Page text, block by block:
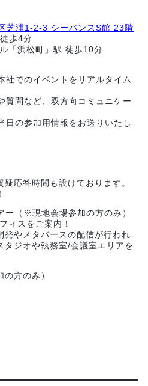
芝浦1-2-3 シーバンスS館 23階
歩4分
「浜松町」駅 徒歩10分
社でのイベントをリアルタイム
質問など、双方向コミュニケー
日の参加用情報をお送りいたし
応答時間も設けております。
ー（※現地会場参加の方のみ）
ィスをご案内！
発やメタバースの配信が行われ
タジオや執務室/会議室エリアを
方のみ）